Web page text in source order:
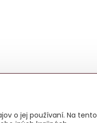
o jej používaní. Na tento